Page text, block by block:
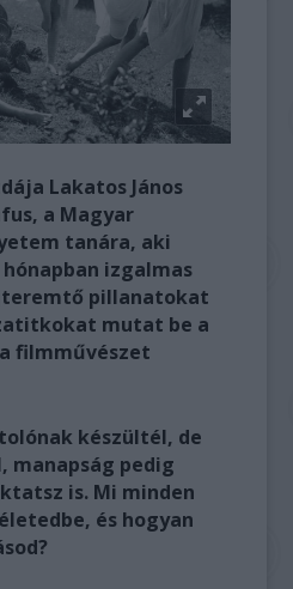
Lakatos János
a Magyar
tanára, aki
izgalmas
pillanatokat
mutat be a
filmművészet
készültél, de
manapság pedig
is. Mi minden
és hogyan